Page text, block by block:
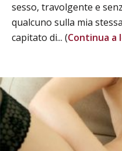
sesso, travolgente e
qualcuno sulla mia
capitato di... (Continua a